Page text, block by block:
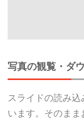
写真の観覧・ダ
スライドの読み
います。そのまま